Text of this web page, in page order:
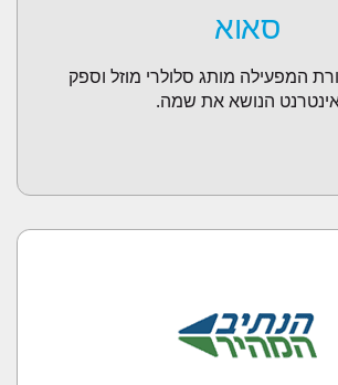
סאוא
המפעילה מותג סלולרי מוזל וספק
הנושא את שמה.